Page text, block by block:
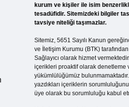
kurum ve kişiler ile isim
tesadüfidir. Sitemizdeki bilgiler
tavsiye niteliği taşımazlar.
Sitemiz, 5651 Sayılı Kanun
ve İletişim Kurumu (BTK)
Sağlayıcı olarak hizmet
içerikleri proaktif olarak denetleme
yükümlülüğümüz
yazdıkları içeriklerin
üye olarak bu sorumluluğu kabul